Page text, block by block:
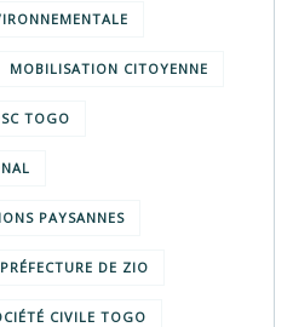
MOBILISATION CITOYENNE
TOGO
PAYSANNES
PRÉFECTURE DE ZIO
CIVILE TOGO